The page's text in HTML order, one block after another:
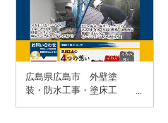
広島県広島市 外壁塗
装・防水工事・塗床工